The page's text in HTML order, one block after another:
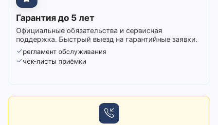
Гарантия до 5 лет
Официальные обязательства и сервисная
поддержка. Быстрый выезд на гарантийные заявки.
регламент обслуживания
чек-листы приёмки